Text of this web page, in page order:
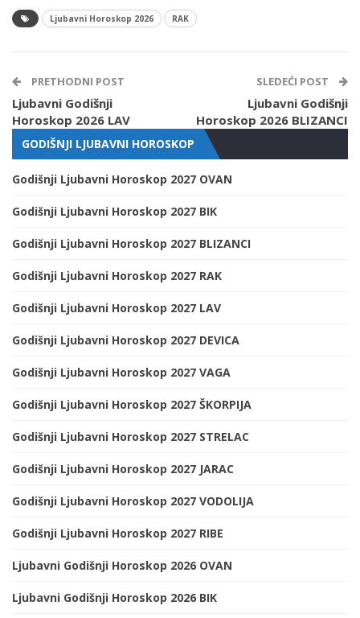
Ljubavni Horoskop 2026 RAK
PRETHODNI POST
Ljubavni Godišnji
Horoskop 2026 LAV
SLEDEĆI POST
Ljubavni Godišnji
Horoskop 2026 BLIZANCI
GODIŠNJI LJUBAVNI HOROSKOP
Godišnji Ljubavni Horoskop 2027 OVAN
Godišnji Ljubavni Horoskop 2027 BIK
Godišnji Ljubavni Horoskop 2027 BLIZANCI
Godišnji Ljubavni Horoskop 2027 RAK
Godišnji Ljubavni Horoskop 2027 LAV
Godišnji Ljubavni Horoskop 2027 DEVICA
Godišnji Ljubavni Horoskop 2027 VAGA
Godišnji Ljubavni Horoskop 2027 ŠKORPIJA
Godišnji Ljubavni Horoskop 2027 STRELAC
Godišnji Ljubavni Horoskop 2027 JARAC
Godišnji Ljubavni Horoskop 2027 VODOLIJA
Godišnji Ljubavni Horoskop 2027 RIBE
Ljubavni Godišnji Horoskop 2026 OVAN
Ljubavni Godišnji Horoskop 2026 BIK